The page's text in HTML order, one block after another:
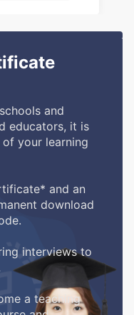
and
educators, it is
your learning
and an
download
interviews to
a teaching